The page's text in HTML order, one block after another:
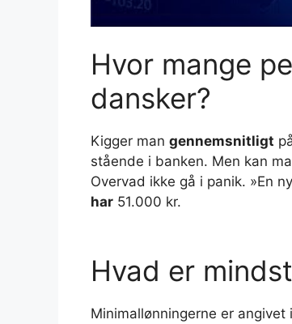
Hvor mange
dansker?
Kigger man gennemsnitligt
stående i banken. Men kan
Overvad ikke gå i panik. »En
har 51.000 kr.
Hvad er
Minimallønningerne er